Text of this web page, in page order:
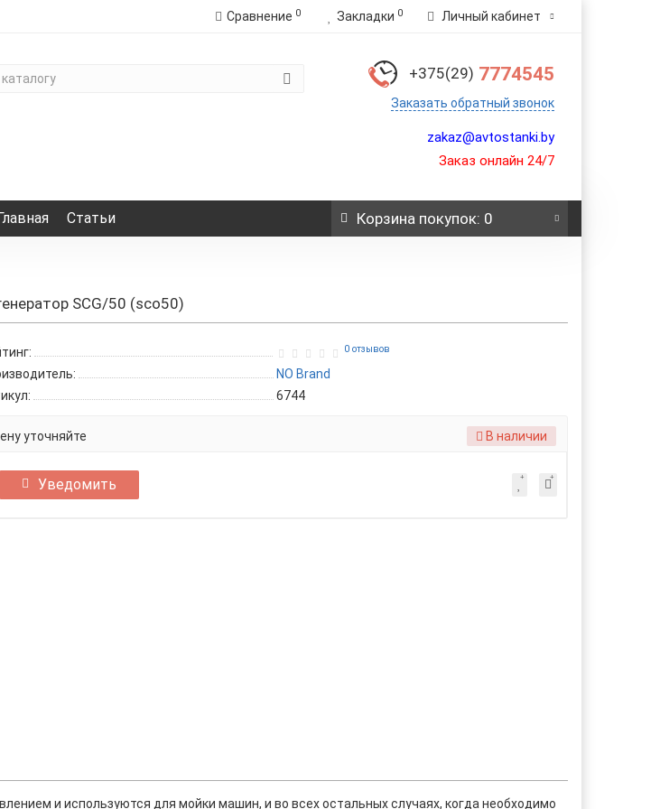
Сравнение 0 Закладки 0 Личный кабинет
+375(29) 7774545
Заказать обратный звонок
zakaz@avtostanki.by
Заказ онлайн 24/7
Главная Статьи Корзинапокупок: 0
SCG/50 (sco50)
0 отзывов
NO Brand
6744
уточняйте В наличии
Уведомить
и используются для мойки машин, и во всех остальных случаях, когда необходимо